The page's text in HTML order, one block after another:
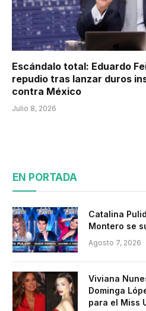
Escándalo total: Eduardo
repudio tras lanzar duros
contra México
Julio 8, 2026
EN PORTADA
Catalina
Montero se
Agosto 7, 2026
Viviana
Dominga
para el Miss